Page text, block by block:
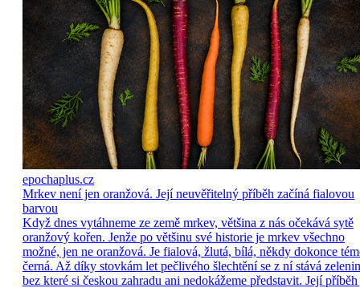
epochaplus.cz
Mrkev není jen oranžová. Její neuvěřitelný příběh začíná fialovou
barvou
Když dnes vytáhneme ze země mrkev, většina z nás očekává sytě
oranžový kořen. Jenže po většinu své historie je mrkev všechno
možné, jen ne oranžová. Je fialová, žlutá, bílá, někdy dokonce
černá. Až díky stovkám let pečlivého šlechtění se z ní stává
bez které si českou zahradu ani nedokážeme představit. Její příběh